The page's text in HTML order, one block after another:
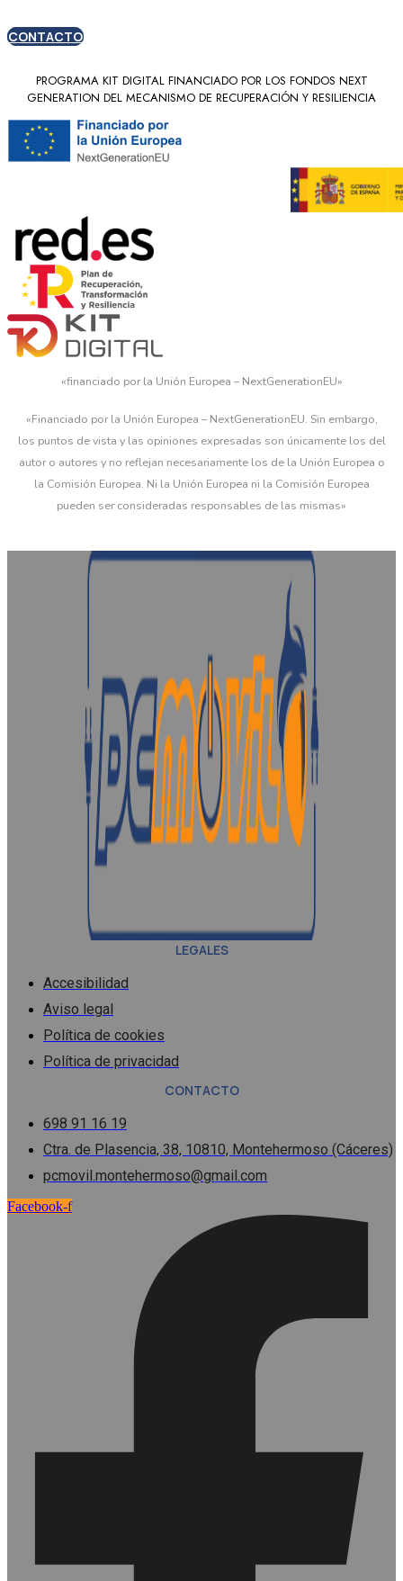
CONTACTO
PROGRAMA KIT DIGITAL FINANCIADO POR LOS FONDOS NEXT
GENERATION DEL MECANISMO DE RECUPERACIÓN Y RESILIENCIA
«financiado por la Unión Europea – NextGenerationEU»
«Financiado por la Unión Europea – NextGenerationEU. Sin embargo,
los puntos de vista y las opiniones expresadas son únicamente los del
autor o autores y no reflejan necesariamente los de la Unión Europea o
la Comisión Europea. Ni la Unión Europea ni la Comisión Europea
pueden ser consideradas responsables de las mismas»
LEGALES
Accesibilidad
Aviso legal
Política de cookies
Política de privacidad
CONTACTO
698 91 16 19
Ctra. de Plasencia, 38, 10810, Montehermoso (Cáceres)
pcmovil.montehermoso@gmail.com
Facebook-f